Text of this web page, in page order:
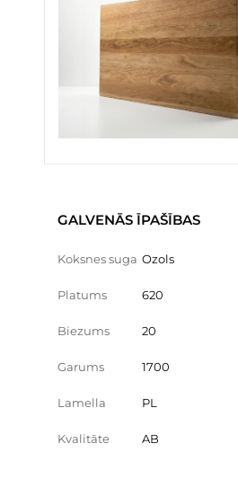
GALVENĀS ĪPAŠĪBAS
Koksnes suga Ozols
Platums 620
Biezums 20
Garums 1700
Lamella PL
Kvalitāte AB